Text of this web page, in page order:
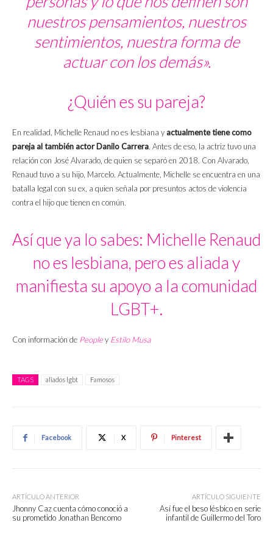
nuestros pensamientos, nuestros
sentimientos, nuestra forma de
actuar con los demás».
¿Quién es su pareja?
En realidad, Michelle Renaud no es lesbiana y actualmente tiene como
pareja al también actor Danilo Carrera. Antes de eso, la actriz tuvo una
relación con José Alvarado, de quien se separó en 2018. Con Alvarado,
Renaud tuvo a su hijo, Marcelo. Actualmente, Michelle se encuentra en una
batalla legal con su ex, a quien señala por presuntos actos de violencia
contra el hijo que tienen en común.
Así que ya lo sabes: Michelle Renaud
no es lesbiana, pero es aliada y
manifiesta su apoyo a la comunidad
LGBT+.
Con información de Peopley Estilo Musa
TAGS aliados lgbt Famosos
Facebook X Pinterest
ARTÍCULO ANTERIOR
Jhonny Caz cuenta cómo conoció a
su prometido Jonathan Bencomo
ARTÍCULO SIGUIENTE
Así fue el beso lésbico en serie
infantil de Guillermo del Toro